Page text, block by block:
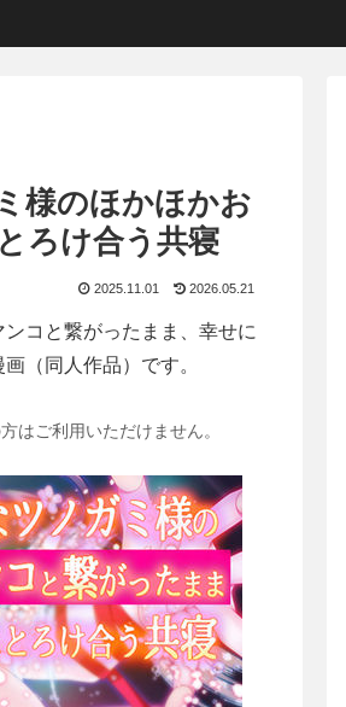
様のほかほかお
ろけ合う共寝
2025.11.01 2026.05.21
コと繋がったまま、幸せに
（同人作品）です。
はご利用いただけません。